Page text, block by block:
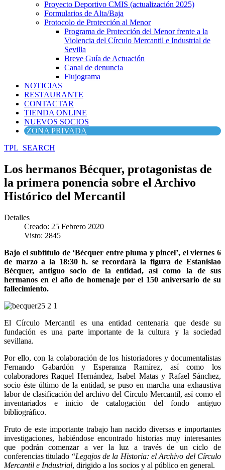
Proyecto Deportivo CMIS (actualización 2025)
Formularios de Alta/Baja
Protocolo de Protección al Menor
Programa de Protección del Menor frente a la
Violencia del Círculo Mercantil e Industrial de
Sevilla
Breve Guía de Actuación
Canal de denuncia
Flujograma
NOTICIAS
RESTAURANTE
CONTACTAR
TIENDA ONLINE
NUEVOS SOCIOS
ZONA PRIVADA
TPL_SEARCH
Los hermanos Bécquer, protagonistas de
la primera ponencia sobre el Archivo
Histórico del Mercantil
Detalles
Creado: 25 Febrero 2020
Visto: 2845
Bajo el subtítulo de ‘Bécquer entre pluma y pincel’, el viernes 6
de marzo a la 18:30 h. se recordará la figura de Estanislao
Bécquer, antiguo socio de la entidad, así como la de sus
hermanos en el año de homenaje por el 150 aniversario de su
fallecimiento.
El Círculo Mercantil es una entidad centenaria que desde su
fundación es una parte importante de la cultura y la sociedad
sevillana.
Por ello, con la colaboración de los historiadores y documentalistas
Fernando Gabardón y Esperanza Ramírez, así como los
colaboradores Raquel Hernández, Isabel Matas y Rafael Sánchez,
socio éste último de la entidad, se puso en marcha una exhaustiva
labor de clasificación del archivo del Círculo Mercantil, así como el
inventariados e inicio de catalogación del fondo antiguo
bibliográfico.
Fruto de este importante trabajo han nacido diversas e importantes
investigaciones, habiéndose encontrado historias muy interesantes
que podrán comenzar a ver la luz a través de un ciclo de
conferencias titulado “Legajos de la Historia: el Archivo del Círculo
Mercantil e Industrial, dirigido a los socios y al público en general.